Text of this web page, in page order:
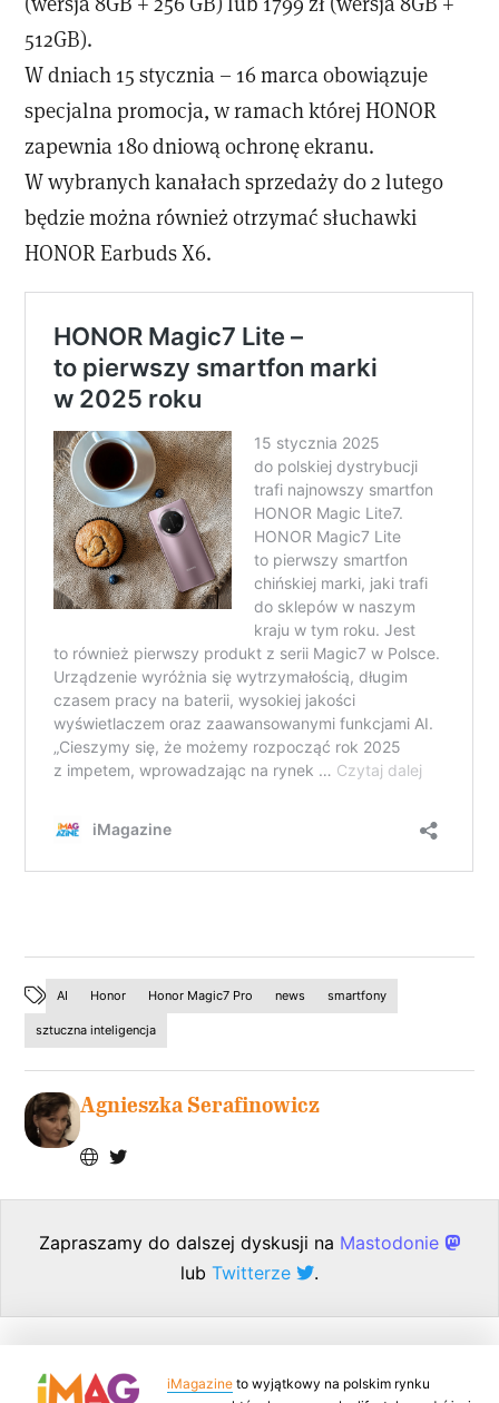
512GB).
W dniach 15 stycznia – 16 marca obowiązuje
specjalna promocja, w ramach której HONOR
zapewnia 180 dniową ochronę ekranu.
W wybranych kanałach sprzedaży do 2 lutego
będzie można również otrzymać słuchawki
HONOR Earbuds X6.
AI Honor Honor Magic7 Pro news smartfony
sztuczna inteligencja
Agnieszka Serafinowicz
Zapraszamy do dalszej dyskusji na Mastodonie
lub Twitterze .
iMagazine to wyjątkowy na polskim rynku